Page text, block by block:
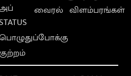
வைரல் விளம்பரங்கள்